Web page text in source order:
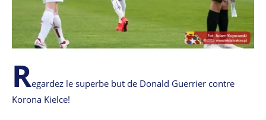
Regardez le superbe but de Donald Guerrier contre
Korona Kielce!